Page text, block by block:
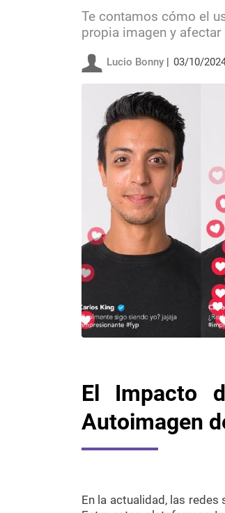
Te contamos cómo el
propia imagen y
Lucio Bonny 03/10/
El Impacto
Autoimagen
En la actualidad, las